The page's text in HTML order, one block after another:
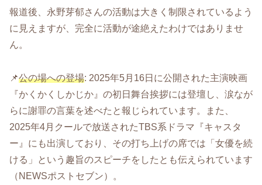
報道後、永野芽郁さんの活動は大きく制限されているよう
に見えますが、完全に活動が途絶えたわけではありませ
ん。
📌公の場への登場: 2025年5月16日に公開された主演映画
『かくかくしかじか』の初日舞台挨拶には登壇し、涙なが
らに謝罪の言葉を述べたと報じられています。また、
2025年4月クールで放送されたTBS系ドラマ『キャスタ
ー』にも出演しており、その打ち上げの席では「女優を続
ける」という趣旨のスピーチをしたとも伝えられています
（NEWSポストセブン）。